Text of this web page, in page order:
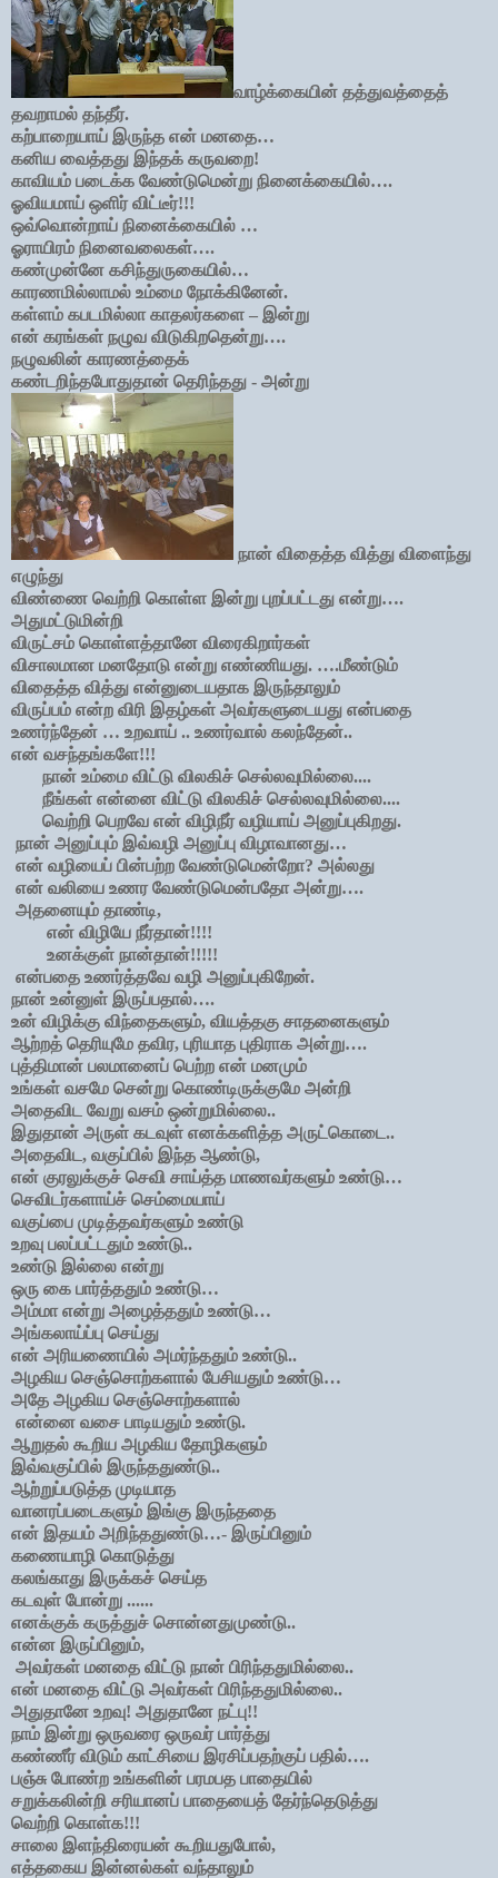
வாழ்க்கையின் தத்துவத்தைத்
தவறாமல் தந்தீர்.
கற்பாறையாய் இருந்த என் மனதை…
கனிய வைத்தது இந்தக் கருவறை!
காவியம் படைக்க வேண்டுமென்று நினைக்கையில்….
ஓவியமாய் ஒளிர் விட்டீர்!!!
ஒவ்வொன்றாய் நினைக்கையில் …
ஓராயிரம் நினைவலைகள்….
கண்முன்னே கசிந்துருகையில்…
காரணமில்லாமல் உம்மை நோக்கினேன்.
கள்ளம் கபடமில்லா காதலர்களை – இன்று
என் கரங்கள் நழுவ விடுகிறதென்று….
நழுவலின் காரணத்தைக்
கண்டறிந்தபோதுதான் தெரிந்தது - அன்று
நான் விதைத்த வித்து விளைந்து
எழுந்து
விண்ணை வெற்றி கொள்ள இன்று புறப்பட்டது என்று….
அதுமட்டுமின்றி
விருட்சம் கொள்ளத்தானே விரைகிறார்கள்
விசாலமான மனதோடு என்று எண்ணியது. ….மீண்டும்
விதைத்த வித்து என்னுடையதாக இருந்தாலும்
விருப்பம் என்ற விரி இதழ்கள் அவர்களுடையது என்பதை
உணர்ந்தேன் … உறவாய் .. உணர்வால் கலந்தேன்..
என் வசந்தங்களே!!!
நான் உம்மை விட்டு விலகிச் செல்லவுமில்லை....
நீங்கள் என்னை விட்டு விலகிச் செல்லவுமில்லை....
வெற்றி பெறவே என் விழிநீர் வழியாய் அனுப்புகிறது.
நான் அனுப்பும் இவ்வழி அனுப்பு விழாவானது…
என் வழியைப் பின்பற்ற வேண்டுமென்றோ? அல்லது
என் வலியை உணர வேண்டுமென்பதோ அன்று….
அதனையும் தாண்டி,
என் விழியே நீர்தான்!!!!
உனக்குள் நான்தான்!!!!!
என்பதை உணர்த்தவே வழி அனுப்புகிறேன்.
நான் உன்னுள் இருப்பதால்….
உன் விழிக்கு விந்தைகளும், வியத்தகு சாதனைகளும்
ஆற்றத் தெரியுமே தவிர, புரியாத புதிராக அன்று….
புத்திமான் பலமானைப் பெற்ற என் மனமும்
உங்கள் வசமே சென்று கொண்டிருக்குமே அன்றி
அதைவிட வேறு வசம் ஒன்றுமில்லை..
இதுதான் அருள் கடவுள் எனக்களித்த அருட்கொடை..
அதைவிட, வகுப்பில் இந்த ஆண்டு,
என் குரலுக்குச் செவி சாய்த்த மாணவர்களும் உண்டு…
செவிடர்களாய்ச் செம்மையாய்
வகுப்பை முடித்தவர்களும் உண்டு
உறவு பலப்பட்டதும் உண்டு..
உண்டு இல்லை என்று
ஒரு கை பார்த்ததும் உண்டு…
அம்மா என்று அழைத்ததும் உண்டு…
அங்கலாய்ப்பு செய்து
என் அரியணையில் அமர்ந்ததும் உண்டு..
அழகிய செஞ்சொற்களால் பேசியதும் உண்டு…
அதே அழகிய செஞ்சொற்களால்
என்னை வசை பாடியதும் உண்டு.
ஆறுதல் கூறிய அழகிய தோழிகளும்
இவ்வகுப்பில் இருந்ததுண்டு..
ஆற்றுப்படுத்த முடியாத
வானரப்படைகளும் இங்கு இருந்ததை
என் இதயம் அறிந்ததுண்டு…- இருப்பினும்
கணையாழி கொடுத்து
கலங்காது இருக்கச் செய்த
கடவுள் போன்று ......
எனக்குக் கருத்துச் சொன்னதுமுண்டு..
என்ன இருப்பினும்,
அவர்கள் மனதை விட்டு நான் பிரிந்ததுமில்லை..
என் மனதை விட்டு அவர்கள் பிரிந்ததுமில்லை..
அதுதானே உறவு! அதுதானே நட்பு!!
நாம் இன்று ஒருவரை ஒருவர் பார்த்து
கண்ணீர் விடும் காட்சியை இரசிப்பதற்குப் பதில்….
பஞ்சு போண்ற உங்களின் பரமபத பாதையில்
சறுக்கலின்றி சரியானப் பாதையைத் தேர்ந்தெடுத்து
வெற்றி கொள்க!!!
சாலை இளந்திரையன் கூறியதுபோல்,
எத்தகைய இன்னல்கள் வந்தாலும்